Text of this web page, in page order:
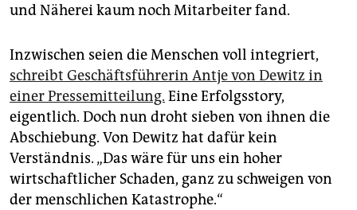
und Näherei kaum noch Mitarbeiter fand.
Inzwischen seien die Menschen voll integriert,
schreibt Geschäftsführerin Antje von Dewitz in
einer Pressemitteilung. Eine Erfolgsstory,
eigentlich. Doch nun droht sieben von ihnen die
Abschiebung. Von Dewitz hat dafür kein
Verständnis. „Das wäre für uns ein hoher
wirtschaftlicher Schaden, ganz zu schweigen von
der menschlichen Katastrophe.“